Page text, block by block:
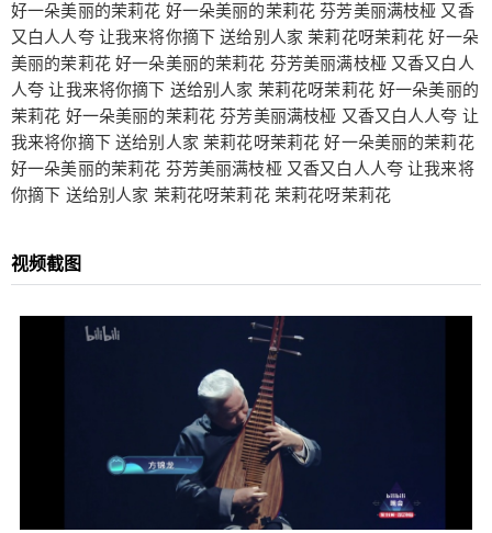
好一朵美丽的茉莉花 好一朵美丽的茉莉花 芬芳美丽满枝桠 又香
又白人人夸 让我来将你摘下 送给别人家 茉莉花呀茉莉花 好一朵
美丽的茉莉花 好一朵美丽的茉莉花 芬芳美丽满枝桠 又香又白人
人夸 让我来将你摘下 送给别人家 茉莉花呀茉莉花 好一朵美丽的
茉莉花 好一朵美丽的茉莉花 芬芳美丽满枝桠 又香又白人人夸 让
我来将你摘下 送给别人家 茉莉花呀茉莉花 好一朵美丽的茉莉花
好一朵美丽的茉莉花 芬芳美丽满枝桠 又香又白人人夸 让我来将
你摘下 送给别人家 茉莉花呀茉莉花 茉莉花呀茉莉花
视频截图
好一朵美丽的茉莉花 芬芳美丽满枝桠 又香又白人人
夸 让我来将你摘下 送给别人家 茉莉花呀茉莉花 好
一朵美丽的茉莉花 好一朵美丽的茉莉花 芬芳美丽满
枝桠 又香又白人人夸 让我来将你摘下 送给别人家
茉莉花呀茉莉花 好一朵美丽的茉莉花 好一朵美丽的
茉莉花 芬芳美丽满枝桠 又香又白人人夸 让我来将
你摘下 送给别人家 茉莉花呀茉莉花 好一朵美丽的
茉莉花 茉莉花呀茉莉花 视频截图 B站搜索 bilibili晚